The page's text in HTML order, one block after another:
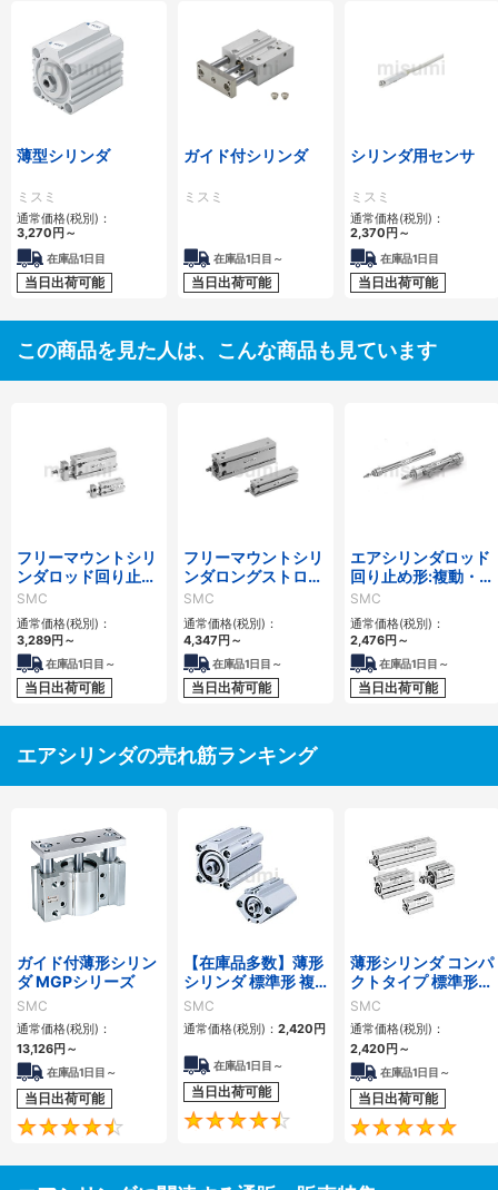
薄型シリンダ
ミスミ
通常価格(税別)：
3,270円～
在庫品1日目
当日出荷可能
ガイド付シリンダ
ミスミ
在庫品1日目～
当日出荷可能
シリンダ用センサ
ミスミ
通常価格(税別)：
2,370円～
在庫品1日目
当日出荷可能
この商品を見た人は、こんな商品も見ています
フリーマウントシリ
ンダロッド回り止め
形、複動:片ロッ
ド/CUKシリーズ
SMC
通常価格(税別)：
3,289円～
在庫品1日目～
当日出荷可能
フリーマウントシリ
ンダロングストロー
クタイプ、複動:片ロ
ッド/CUシリーズ
SMC
通常価格(税別)：
4,347円～
在庫品1日目～
当日出荷可能
エアシリンダロッド
回り止め形:複動・片
ロッド/CJ2Kシリー
ズ
SMC
通常価格(税別)：
2,476円～
在庫品1日目～
当日出荷可能
エアシリンダの売れ筋ランキング
ガイド付薄形シリン
ダ MGPシリーズ
SMC
通常価格(税別)：
13,126円～
在庫品1日目～
当日出荷可能
4.6
【在庫品多数】薄形
シリンダ 標準形 複
動・片ロッド CQ2
シリーズ
SMC
通常価格(税別)： 2,420円
在庫品1日目～
当日出荷可能
4.5
薄形シリンダ コンパ
クトタイプ 標準形
複動 片ロッド CQS
シリーズ
SMC
通常価格(税別)：
2,420円～
在庫品1日目～
当日出荷可能